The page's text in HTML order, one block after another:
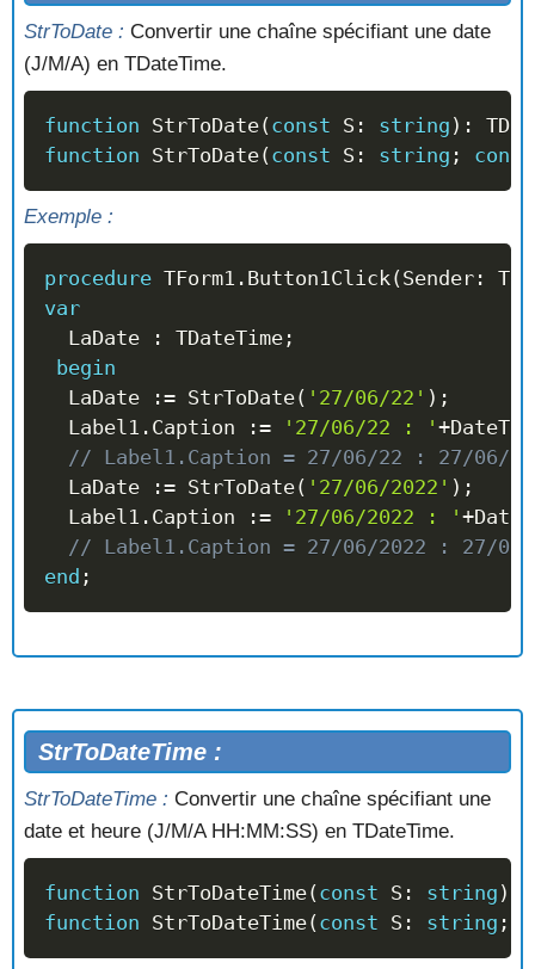
StrToDate : Convertir une chaîne spécifiant une date
(J/M/A) en TDateTime.
function StrToDate(const S : string ) :
function StrToDate(const S : string ; const
Exemple :
procedure TForm1 . Button1Click (Sender :
var
  LaDate
: TDateTime ;
begin
  LaDate
:= StrToDate( '27/06/22' ) ;
  Label1
. Caption := '27/06/22 : ' +
// Label1.Caption = 27/06/22 : 27/06/
  LaDate
:= StrToDate( '27/06/2022' ) ;
  Label1
. Caption := '27/06/2022 : ' +
// Label1.Caption = 27/06/2022 : 27/06/
end ;
StrToDateTime :
StrToDateTime : Convertir une chaîne spécifiant une
date et heure (J/M/A HH:MM:SS) en TDateTime.
function StrToDateTime(const S : string )
function StrToDateTime(const S : string ;